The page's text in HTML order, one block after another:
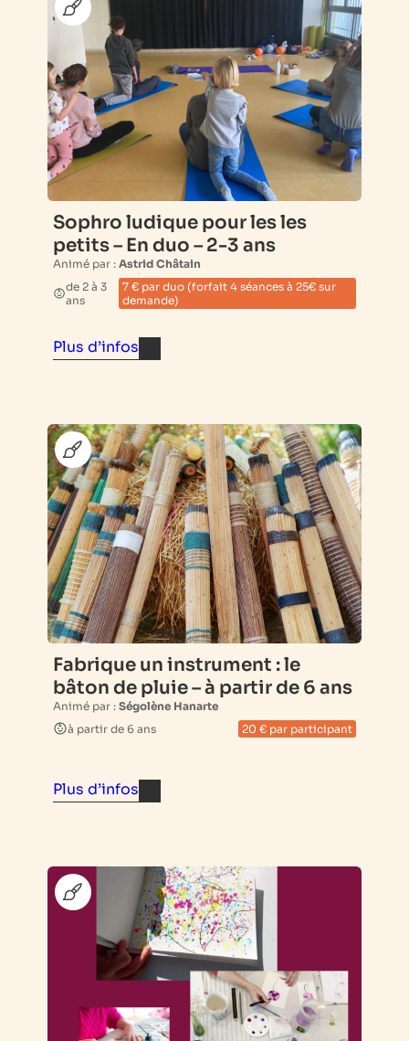
Sophro ludique pour les les
petits – En duo – 2-3 ans
Animé par : Astrid Châtain
de 2 à 3
ans
7 € par duo (forfait 4 séances à 25€ sur
demande)
Plus d’infos
Fabrique un instrument : le
bâton de pluie – à partir de 6 ans
Animé par : Ségolène Hanarte
à partir de 6 ans
20 € par participant
Plus d’infos